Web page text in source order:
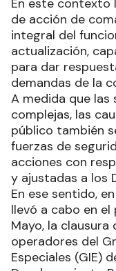
de acción de
integral del
actualización,
para dar
demandas de la
A medida que las
complejas, las
público también
fuerzas de
acciones con
y ajustadas a los
En ese sentido,
llevó a cabo en
Mayo, la
operadores del
Especiales (GIE)